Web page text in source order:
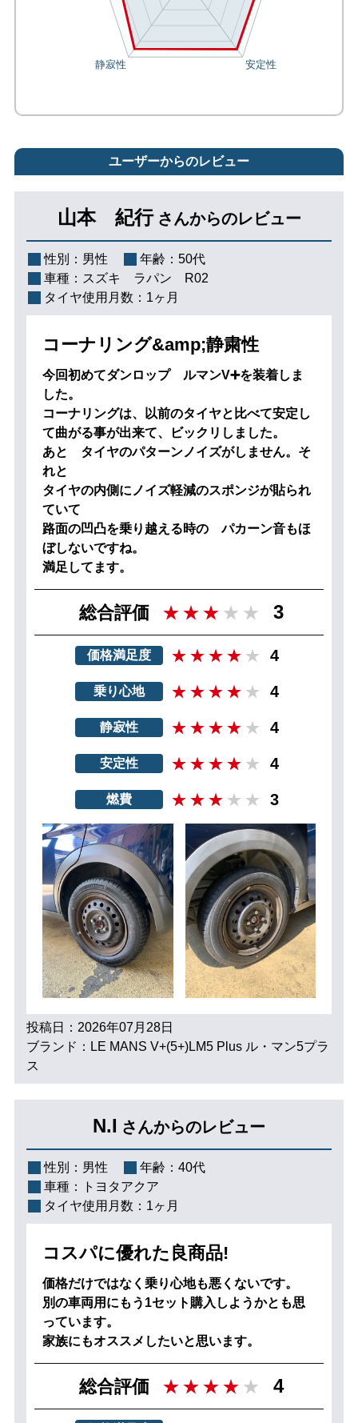
ユーザーからのレビュー
山本 紀行 さんからのレビュー
性別： 男性 年齢： 50代
車種： スズキ ラパン R02
タイヤ使用月数： 1ヶ月
コーナリング&amp;静粛性
今回初めてダンロップ ルマンV➕を装着しま
した。
コーナリングは、以前のタイヤと比べて安定し
て曲がる事が出来て、ビックリしました。
あと タイヤのパターンノイズがしません。そ
れと
タイヤの内側にノイズ軽減のスポンジが貼られ
ていて
路面の凹凸を乗り越える時の パカーン音もほ
ぼしないですね。
満足してます。
総合評価 3
価格満足度 4
乗り心地 4
静寂性 4
安定性 4
燃費 3
投稿日：2026年07月28日
ブランド：LE MANS V+(5+)LM5 Plus ル・マン5プラ
ス
N.I さんからのレビュー
性別： 男性 年齢： 40代
車種：
トヨタアクア
タイヤ使用月数： 1ヶ月
コスパに優れた良商品!
価格だけではなく乗り心地も悪くないです。
別の車両用にもう1セット購入しようかとも思
っています。
家族にもオススメしたいと思います。
総合評価 4